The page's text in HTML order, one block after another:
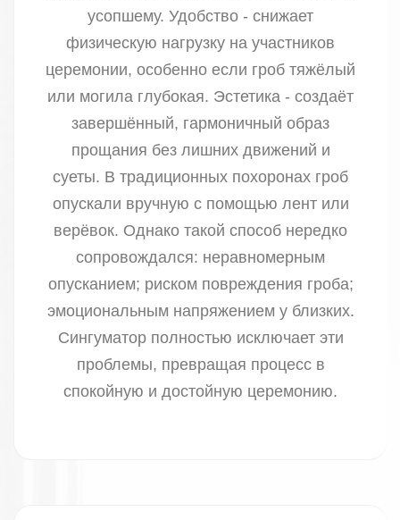
усопшему. Удобство - снижает
физическую нагрузку на участников
церемонии, особенно если гроб тяжёлый
или могила глубокая. Эстетика - создаёт
завершённый, гармоничный образ
прощания без лишних движений и
суеты. В традиционных похоронах гроб
опускали вручную с помощью лент или
верёвок. Однако такой способ нередко
сопровождался: неравномерным
опусканием; риском повреждения гроба;
эмоциональным напряжением у близких.
Сингуматор полностью исключает эти
проблемы, превращая процесс в
спокойную и достойную церемонию.